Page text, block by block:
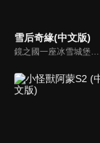
雪后奇緣(中文版)
鏡之國一座冰雪城堡，冰雪女王警告女兒艾拉神祕封印下住著邪惡的冰雪妖魔。山精旅行家來到冰雪城堡探險，卻意外打開封印，釋放出邪惡冰雪妖魔不僅擾亂鏡之國和人類世界。艾拉和山精一起尋找冒險家凱和格爾達，只有他們能幫助對付冰雪妖魔。究竟他們能否擊敗這些冰雪妖魔，解除鏡之國和人類世界的危機？